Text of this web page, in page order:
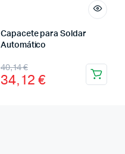
Capacete para Soldar
Automático
40,14€
34,12 €